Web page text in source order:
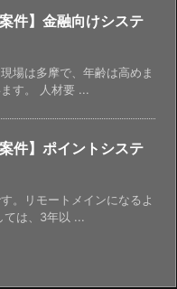
件】金融向けシステ
場は多摩で、年齢は高めま
す。 人材要 ...
件】ポイントシステ
。リモートメインになるよ
ては、3年以 ...